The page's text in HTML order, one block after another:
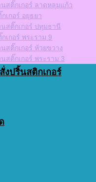
นสติ๊กเกอร์ ลาดหลุมแก้ว
กเกอร์ อยุธยา
นสติ๊กเกอร์ ปทุมธานี
กเกอร์ พระราม 9
นสติ๊กเกอร์ ห้วยขวาง
นสติ๊กเกอร์ พระราม 3
ปริ้นสติกเกอร์